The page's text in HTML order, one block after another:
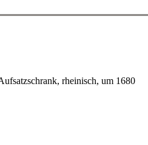
rheinisch, um 1680